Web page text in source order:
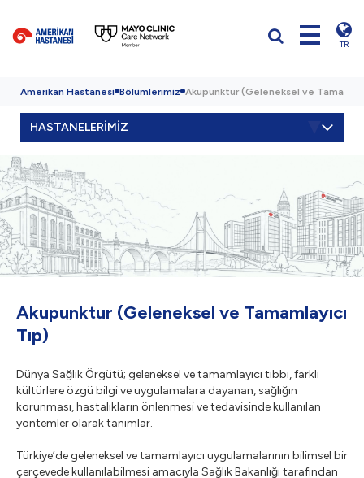
TR
Amerikan Hastanesi Bölümlerimiz Akupunktur (Geleneksel ve
HASTANELERİMİZ
Akupunktur (Geleneksel ve Tamamlayıcı
Tıp)
Dünya Sağlık Örgütü; geleneksel ve tamamlayıcı tıbbı, farklı
kültürlere özgü bilgi ve uygulamalara dayanan, sağlığın
korunması, hastalıkların önlenmesi ve tedavisinde kullanılan
yöntemler olarak tanımlar.
Türkiye’de geleneksel ve tamamlayıcı uygulamalarının bilimsel bir
çerçevede kullanılabilmesi amacıyla Sağlık Bakanlığı tarafından